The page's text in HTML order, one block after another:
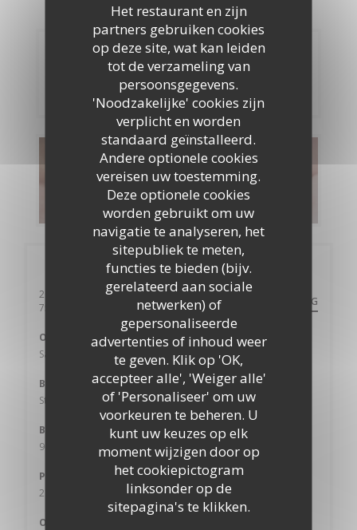
Het restaurant en zijn
partners gebruiken cookies
op deze site, wat kan leiden
tot de verzameling van
persoonsgegevens.
'Noodzakelijke' cookies zijn
verplicht en worden
standaard geïnstalleerd.
Andere optionele cookies
vereisen uw toestemming.
Deze optionele cookies
worden gebruikt om uw
navigatie te analyseren, het
sitepubliek te meten,
functies te bieden (bijv.
gerelateerd aan sociale
netwerken) of
gepersonaliseerde
advertenties of inhoud weer
te geven. Klik op 'OK,
accepteer alle', 'Weiger alle'
of 'Personaliseer' om uw
voorkeuren te beheren. U
kunt uw keuzes op elk
moment wijzigen door op
het cookiepictogram
linksonder op de
sitepagina's te klikken.
Reservering
RESERVEER EEN TAFEL
Menu's
ONTDEK ONS MENU
Algemene informatie
203 Av Gambetta
75020 Paris
((opent in een nieuw venster)) ROUTEBESCHRIJVING
Ondergrondse
Saint-Fargeau
Bike station
Station n° 20037 177 AVENUE GAMBETTA
Bus
96 61
Parkeren
211 AVENUE GAMBETTA
Openingstijden